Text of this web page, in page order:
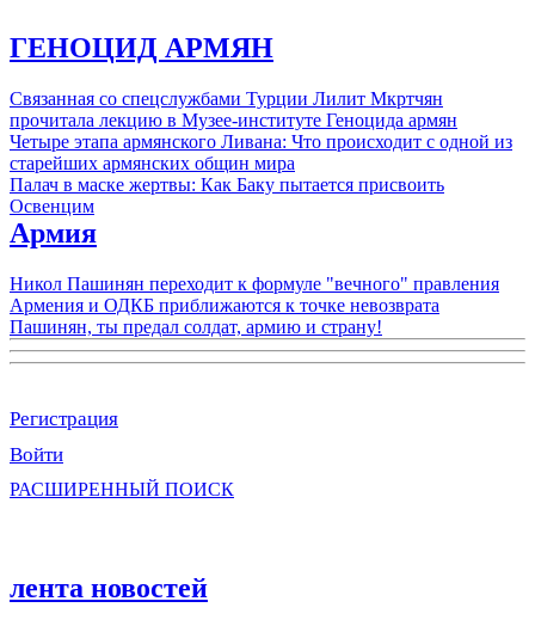
ГЕНОЦИД АРМЯН
Связанная со спецслужбами Турции Лилит Мкртчян
прочитала лекцию в Музее-институте Геноцида армян
Четыре этапа армянского Ливана: Что происходит с одной из
старейших армянских общин мира
Палач в маске жертвы: Как Баку пытается присвоить
Освенцим
Армия
Никол Пашинян переходит к формуле "вечного" правления
Армения и ОДКБ приближаются к точке невозврата
Пашинян, ты предал солдат, армию и страну!
Регистрация
Войти
РАСШИРЕННЫЙ ПОИСК
лента новостей